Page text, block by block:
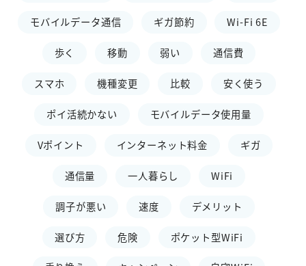
モバイルデータ通信 ギガ節約 Wi-Fi 6E
歩く 移動 弱い 通信費
スマホ 機種変更 比較 安く使う
ポイ活続かない モバイルデータ使用量
Vポイント インターネット料金 ギガ
通信量 一人暮らし WiFi
調子が悪い 速度 デメリット
選び方 危険 ポケット型WiFi